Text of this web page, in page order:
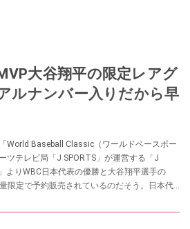
大谷翔平の限定レアグ
ルナンバー入りだから早
World Baseball Classic（ワールドベースボー
ツテレビ局「J SPORTS」が運営する「J
よりWBC日本代表の優勝と大谷翔平選手の
限定で予約販売されているのだそう。日本代